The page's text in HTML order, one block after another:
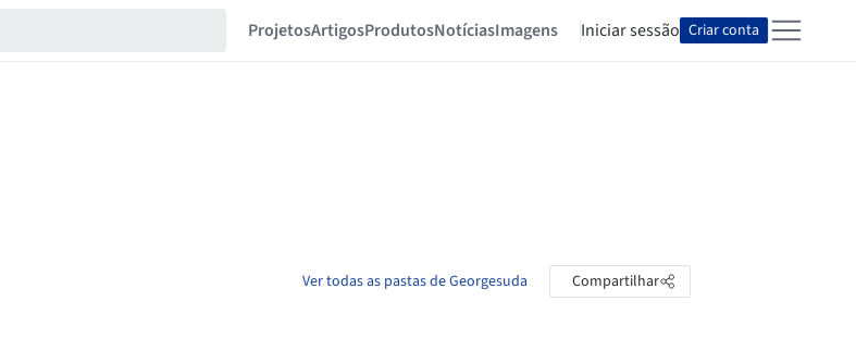
ProjetosArtigosProdutosNotíciasImagens Iniciar sessão Criar conta
Ver todas as pastas de Georgesuda Compartilhar